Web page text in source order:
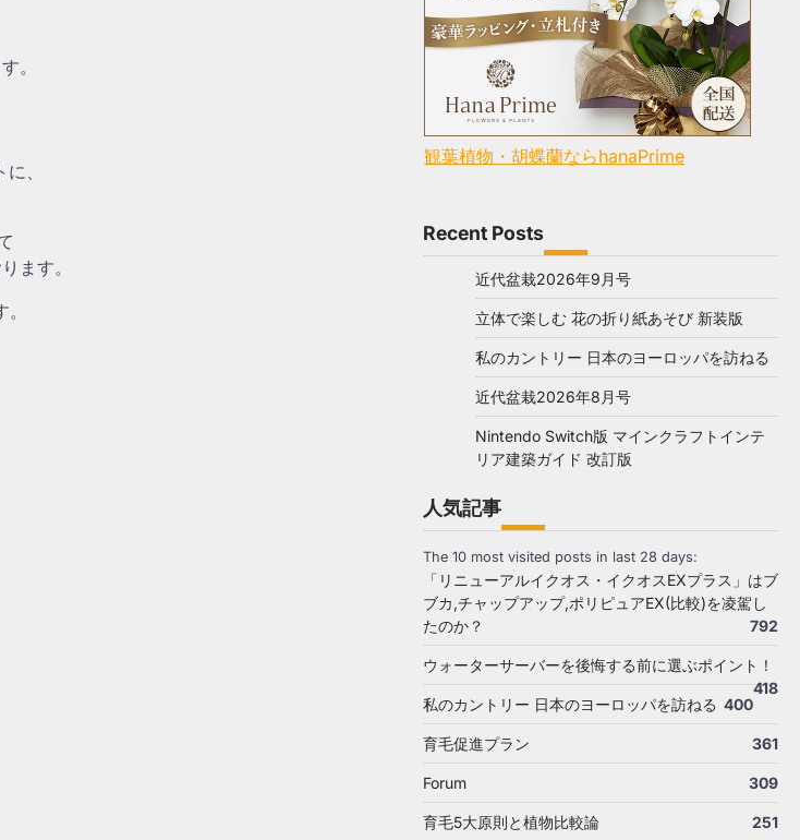
。
、
ます。
観葉植物・胡蝶蘭ならhanaPrime
Recent Posts
近代盆栽2026年9月号
立体で楽しむ 花の折り紙あそび 新装版
私のカントリー 日本のヨーロッパを訪ねる
近代盆栽2026年8月号
Nintendo Switch版 マインクラフトインテ
リア建築ガイド 改訂版
人気記事
The 10 most visited posts in last 28 days:
「リニューアルイクオス・イクオスEXプラス」はブ
ブカ,チャップアップ,ポリピュアEX(比較)を凌駕し
たのか？
792
ウォーターサーバーを後悔する前に選ぶポイント！
418
私のカントリー 日本のヨーロッパを訪ねる 400
育毛促進プラン 361
Forum 309
育毛5大原則と植物比較論 251